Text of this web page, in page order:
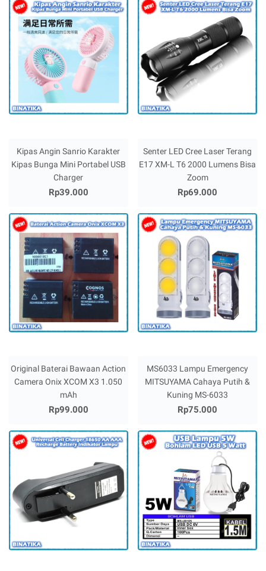
Kipas Angin Sanrio Karakter
Kipas Bunga Mini Portabel USB
Charger
Rp39.000
Senter LED Cree Laser Terang
E17 XM-L T6 2000 Lumens Bisa
Zoom
Rp69.000
Original Baterai Bawaan Action
Camera Onix XCOM X3 1.050
mAh
Rp99.000
MS6033 Lampu Emergency
MITSUYAMA Cahaya Putih &
Kuning MS-6033
Rp75.000